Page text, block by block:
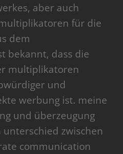
aber auch
für die
dem
bekannt, dass die
multiplikatoren
und
werbung ist. meine
und überzeugung
zwischen
communication